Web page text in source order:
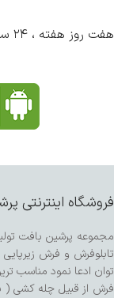
هفت روز هفته ، ۲۴ ساعت شبانه‌روز پاسخگوی شما هستیم.
فروشگاه اینترنتی
مجموعه پرشین بافت
تابلوفرش و فرش
توان ادعا نمود مناسب
فرش از قبیل چله کشی (